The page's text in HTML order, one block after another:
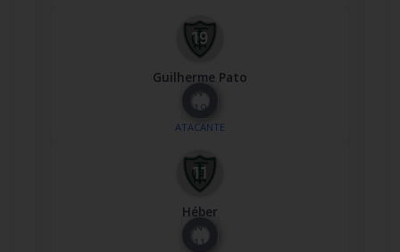
Guilherme Pato
Nº
19
ATACANTE
Héber
Nº
11